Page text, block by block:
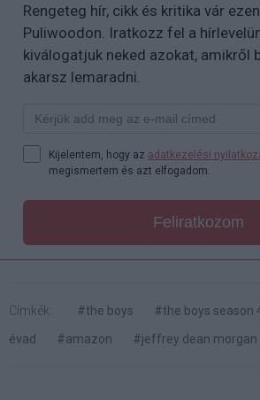
Rengeteg hír, cikk és kritika vár
Puliwoodon. Iratkozz fel a
kiválogatjuk neked azokat, amikről
akarsz lemaradni.
Kijelentem, hogy az adatkezelési
megismertem és azt elfogadom.
Feliratkozom
Címkék: #the boys #the boys season
évad
#amazon #jeffrey dean morgan